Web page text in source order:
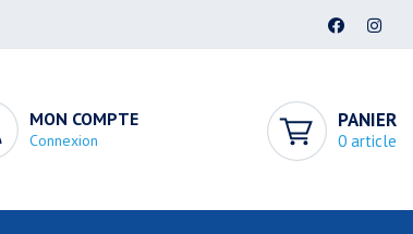
MON COMPTE
Connexion
PANIER
0 article